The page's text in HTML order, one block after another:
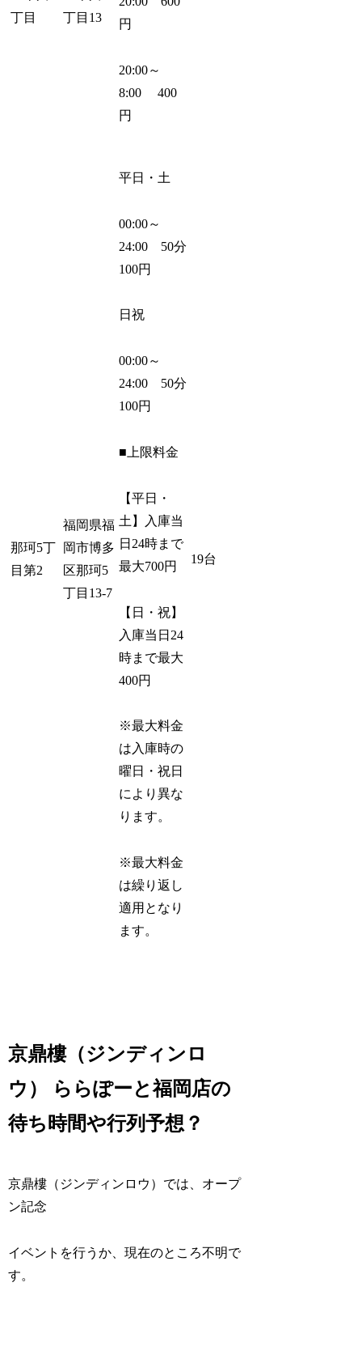
丁目
丁目13
円
20:00～
8:00 400
円
那珂5丁
目第2
福岡県福
岡市博多
区那珂5
丁目13-7
平日・土
00:00～
24:00 50分
100円
日祝
00:00～
24:00 50分
100円
■上限料金
【平日・
土】入庫当
日24時まで
最大700円
【日・祝】
入庫当日24
時まで最大
400円
※最大料金
は入庫時の
曜日・祝日
により異な
ります。
※最大料金
は繰り返し
適用となり
ます。
19台
京鼎樓（ジンディンロ
ウ） ららぽーと福岡店の
待ち時間や行列予想？
京鼎樓（ジンディンロウ）では、オープ
ン記念
イベントを行うか、現在のところ不明で
す。